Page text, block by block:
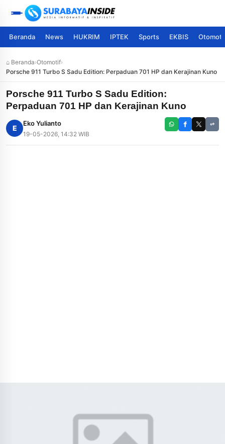
Beranda News HUKRIM IPTEK Sports EKBIS
⌂ Beranda›Otomotif›
Porsche 911 Turbo S Sadu Edition: Perpaduan 701 HP dan Kerajinan Kuno
Porsche 911 Turbo S Sadu Edition:
Perpaduan 701 HP dan Kerajinan Kuno
E
Eko Yulianto
19-05-2026, 14:32 WIB